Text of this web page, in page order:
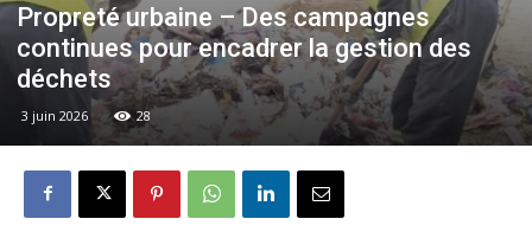
Propreté urbaine – Des campagnes
continues pour encadrer la gestion des
déchets
3 juin 2026 28